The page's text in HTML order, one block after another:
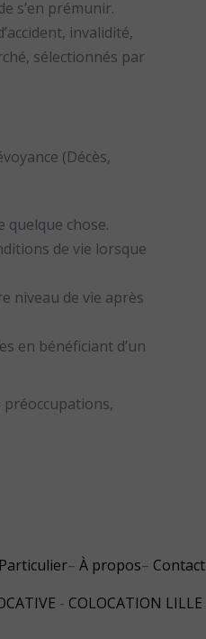
s’en prémunir.
invalidité,
sélectionnés par
(Décès,
quelque chose.
de vie lorsque
niveau de vie après
en bénéficiant d’un
préoccupations,
À propos
Contact
- COLOCATION LILLE